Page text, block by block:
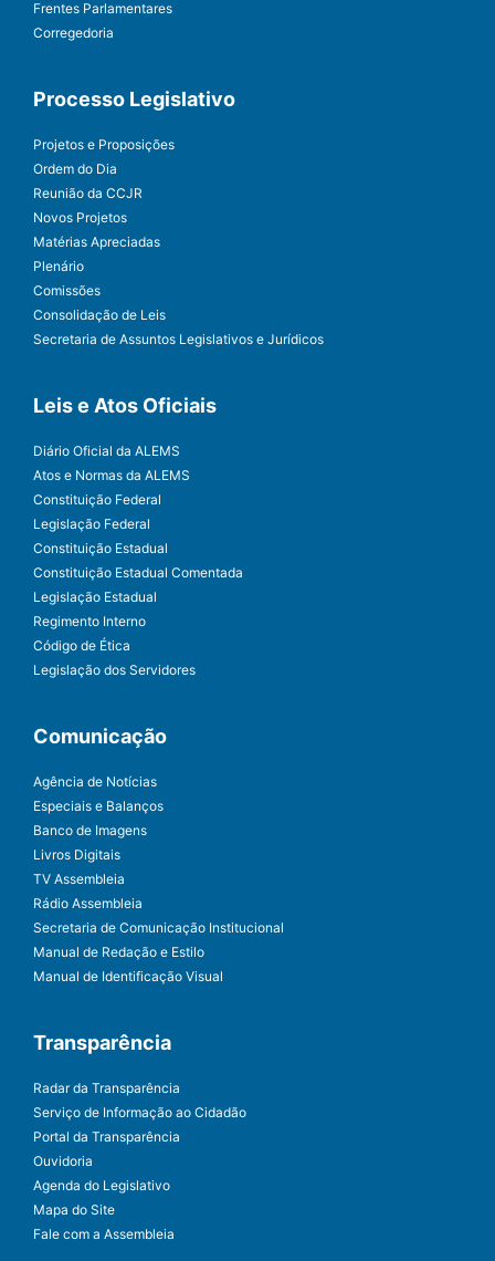
Frentes Parlamentares
Corregedoria
Processo Legislativo
Projetos e Proposições
Ordem do Dia
Reunião da CCJR
Novos Projetos
Matérias Apreciadas
Plenário
Comissões
Consolidação de Leis
Secretaria de Assuntos Legislativos e Jurídicos
Leis e Atos Oficiais
Diário Oficial da ALEMS
Atos e Normas da ALEMS
Constituição Federal
Legislação Federal
Constituição Estadual
Constituição Estadual Comentada
Legislação Estadual
Regimento Interno
Código de Ética
Legislação dos Servidores
Comunicação
Agência de Notícias
Especiais e Balanços
Banco de Imagens
Livros Digitais
TV Assembleia
Rádio Assembleia
Secretaria de Comunicação Institucional
Manual de Redação e Estilo
Manual de Identificação Visual
Transparência
Radar da Transparência
Serviço de Informação ao Cidadão
Portal da Transparência
Ouvidoria
Agenda do Legislativo
Mapa do Site
Fale com a Assembleia